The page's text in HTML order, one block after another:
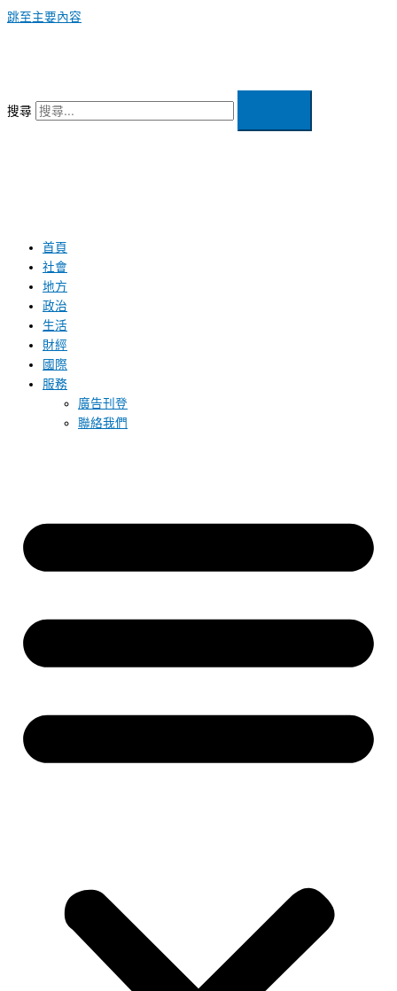
跳至主要內容
搜尋
首頁
社會
地方
政治
生活
財經
國際
服務
廣告刊登
聯絡我們